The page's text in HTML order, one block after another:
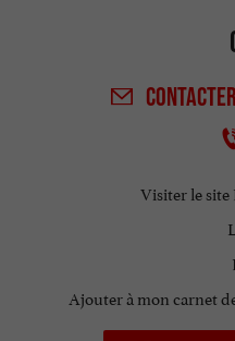
CONTACTER
Visiter le
Ajouter à mon carnet